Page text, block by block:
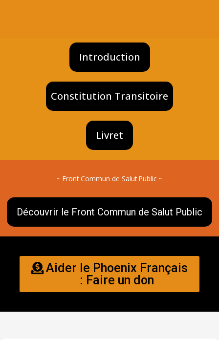
Introduction
Constitution Transitoire
Livret
~ Front Commun de Salut Public ~
Découvrir le Front Commun de Salut Public
Aider le Phoenix Français
: Faire un don